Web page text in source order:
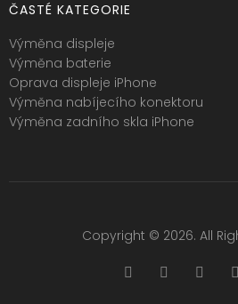
ČASTÉ KATEGORIE
Výměna displeje
Výměna baterie
Oprava displeje iPhone
Výměna nabíjecího konektoru
Výměna zadního skla iPhone
Copyright © 2026. All